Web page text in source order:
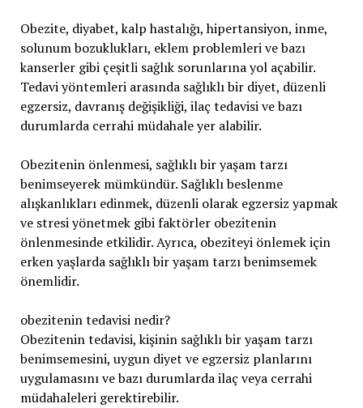
Obezite, diyabet, kalp hastalığı, hipertansiyon, inme,
solunum bozuklukları, eklem problemleri ve bazı
kanserler gibi çeşitli sağlık sorunlarına yol açabilir.
Tedavi yöntemleri arasında sağlıklı bir diyet, düzenli
egzersiz, davranış değişikliği, ilaç tedavisi ve bazı
durumlarda cerrahi müdahale yer alabilir.
Obezitenin önlenmesi, sağlıklı bir yaşam tarzı
benimseyerek mümkündür. Sağlıklı beslenme
alışkanlıkları edinmek, düzenli olarak egzersiz yapmak
ve stresi yönetmek gibi faktörler obezitenin
önlenmesinde etkilidir. Ayrıca, obeziteyi önlemek için
erken yaşlarda sağlıklı bir yaşam tarzı benimsemek
önemlidir.
obezitenin tedavisi nedir?
Obezitenin tedavisi, kişinin sağlıklı bir yaşam tarzı
benimsemesini, uygun diyet ve egzersiz planlarını
uygulamasını ve bazı durumlarda ilaç veya cerrahi
müdahaleleri gerektirebilir.